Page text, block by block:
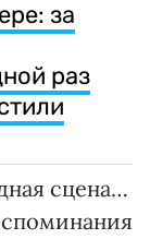
за
раз
сцена…